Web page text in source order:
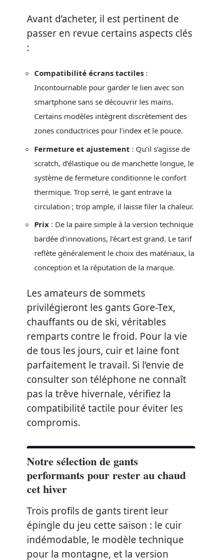
Avant d’acheter, il est pertinent de
passer en revue certains aspects clés
:
Compatibilité écrans tactiles :
Incontournable pour garder le lien avec son
smartphone sans se découvrir les mains.
Certains modèles intègrent discrètement des
zones conductrices pour l’index et le pouce.
Fermeture et ajustement : Qu’il s’agisse de
scratch, d’élastique ou de manchette longue, le
système de fermeture conditionne le confort
thermique. Trop serré, le gant entrave la
circulation ; trop ample, il laisse filer la chaleur.
Prix : De la paire simple à la version technique
bardée d’innovations, l’écart est grand. Le tarif
reflète généralement le choix des matériaux, la
conception et la réputation de la marque.
Les amateurs de sommets
privilégieront les gants Gore-Tex,
chauffants ou de ski, véritables
remparts contre le froid. Pour la vie
de tous les jours, cuir et laine font
parfaitement le travail. Si l’envie de
consulter son téléphone ne connaît
pas la trêve hivernale, vérifiez la
compatibilité tactile pour éviter les
compromis.
Notre sélection de gants
performants pour rester au chaud
cet hiver
Trois profils de gants tirent leur
épingle du jeu cette saison : le cuir
indémodable, le modèle technique
pour la montagne, et la version